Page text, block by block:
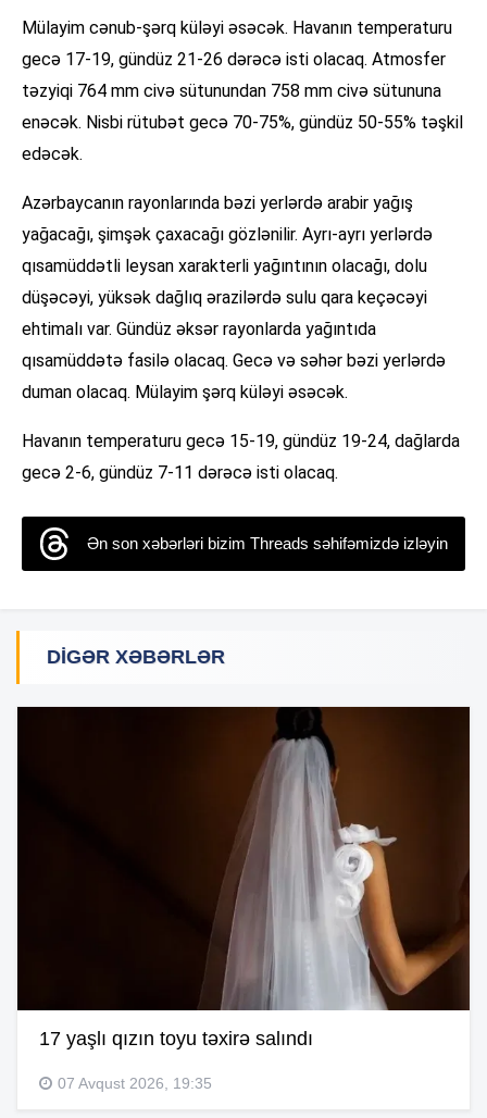
Mülayim cənub-şərq küləyi əsəcək. Havanın temperaturu
gecə 17-19, gündüz 21-26 dərəcə isti olacaq. Atmosfer
təzyiqi 764 mm civə sütunundan 758 mm civə sütununa
enəcək. Nisbi rütubət gecə 70-75%, gündüz 50-55% təşkil
edəcək.
Azərbaycanın rayonlarında bəzi yerlərdə arabir yağış
yağacağı, şimşək çaxacağı gözlənilir. Ayrı-ayrı yerlərdə
qısamüddətli leysan xarakterli yağıntının olacağı, dolu
düşəcəyi, yüksək dağlıq ərazilərdə sulu qara keçəcəyi
ehtimalı var. Gündüz əksər rayonlarda yağıntıda
qısamüddətə fasilə olacaq. Gecə və səhər bəzi yerlərdə
duman olacaq. Mülayim şərq küləyi əsəcək.
Havanın temperaturu gecə 15-19, gündüz 19-24, dağlarda
gecə 2-6, gündüz 7-11 dərəcə isti olacaq.
Ən son xəbərləri bizim Threads səhifəmizdə izləyin
DIGƏR XƏBƏRLƏR
17 yaşlı qızın toyu təxirə salındı
07 Avqust 2026, 19:35